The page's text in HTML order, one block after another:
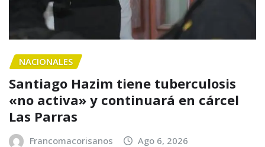
NACIONALES
Santiago Hazim tiene tuberculosis
«no activa» y continuará en cárcel
Las Parras
Francomacorisanos Ago 6, 2026